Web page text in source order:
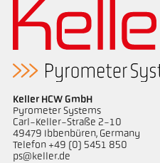
Keller HCW GmbH
Pyrometer Systems
Carl-Keller-Straße 2-10
49479 Ibbenbüren, Germany
Telefon +49 (0) 5451 850
ps@keller.de